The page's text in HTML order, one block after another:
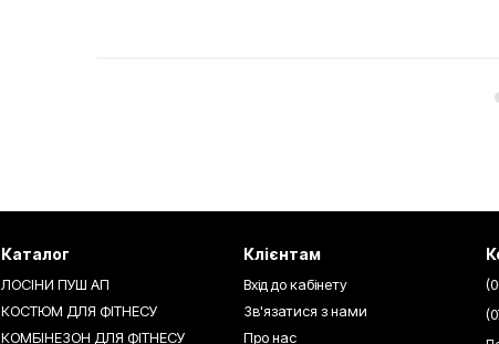
Каталог
ЛОСІНИ ПУШ АП
КОСТЮМ ДЛЯ ФІТНЕСУ
КОМБІНЕЗОН ДЛЯ ФІТНЕСУ
Клієнтам
Вхід до кабінету
Зв'язатися з нами
Про нас